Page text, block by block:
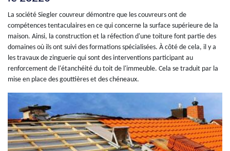
La société Siegler couvreur démontre que les couvreurs ont de
compétences tentaculaires en ce qui concerne la surface supérieure de la
maison. Ainsi, la construction et la réfection d'une toiture font partie des
domaines où ils ont suivi des formations spécialisées. À côté de cela, il y a
les travaux de zinguerie qui sont des interventions participant au
renforcement de l'étanchéité du toit de l'immeuble. Cela se traduit par la
mise en place des gouttières et des chéneaux.